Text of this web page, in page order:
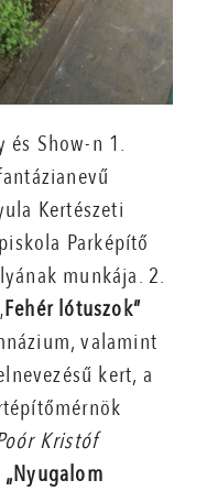
és Show-n 1.
Kertészeti
Parképítő
munkája. 2.
Fehér lótuszok”
valamint
kert, a
Kristóf
„Nyugalom